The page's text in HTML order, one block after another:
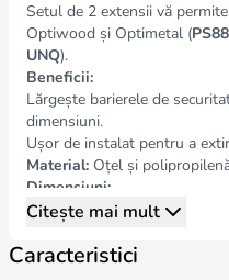
Setul de 2 extensii vă
Optiwood și Optimetal (
UNQ).
Beneficii:
Lărgește barierele de
dimensiuni.
Ușor de instalat pentru a
Material: Oțel și
Dimensiuni:
Dimensiuni pentru 1 unitate:
Culoare:Gri
Citește mai mult
Caracteristici